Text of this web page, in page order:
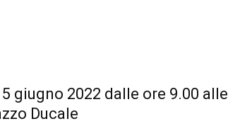
giugno 2022 dalle ore 9.00 alle
Ducale